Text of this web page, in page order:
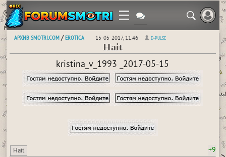
АРХИВ SMOTRI.COM /EROTICA 15-05-2017, 11:46 D-PULSE
Hait
kristina_v_1993 _2017-05-15
Hait +9